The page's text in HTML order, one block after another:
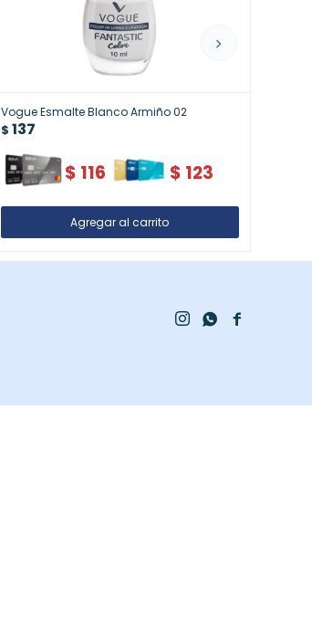
Vogue Esmalte Blanco Armiño 02
$ 137
$ 116 $ 123

 